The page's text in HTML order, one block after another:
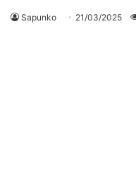
Sapunko 21/03/2025